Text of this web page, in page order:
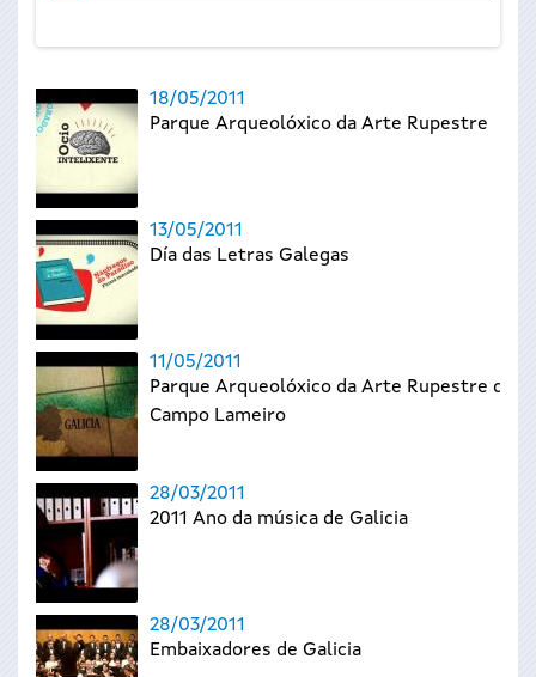
18/05/2011
Parque Arqueolóxico da Arte Rupestre
13/05/2011
Día das Letras Galegas
11/05/2011
Parque Arqueolóxico da Arte Rupestre de
Campo Lameiro
28/03/2011
2011 Ano da música de Galicia
28/03/2011
Embaixadores de Galicia